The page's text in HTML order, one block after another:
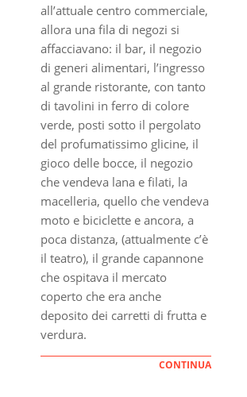
all’attuale centro commerciale,
allora una fila di negozi si
affacciavano: il bar, il negozio
di generi alimentari, l’ingresso
al grande ristorante, con tanto
di tavolini in ferro di colore
verde, posti sotto il pergolato
del profumatissimo glicine, il
gioco delle bocce, il negozio
che vendeva lana e filati, la
macelleria, quello che vendeva
moto e biciclette e ancora, a
poca distanza, (attualmente c’è
il teatro), il grande capannone
che ospitava il mercato
coperto che era anche
deposito dei carretti di frutta e
verdura.
CONTINUA